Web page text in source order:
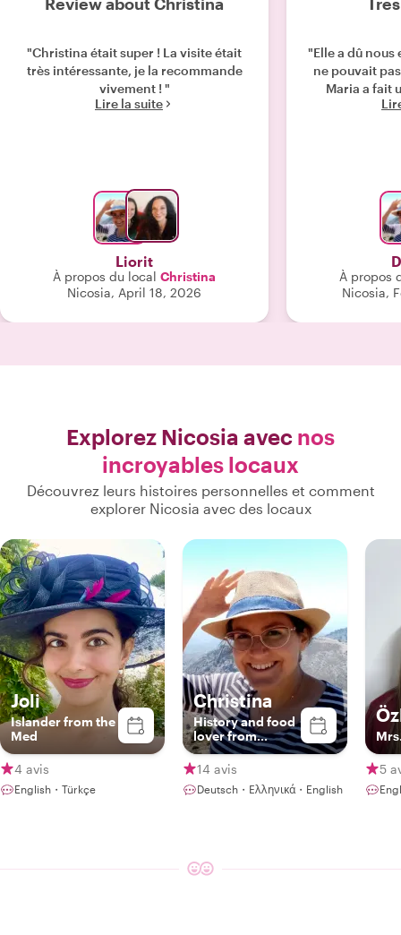
"Christina était super ! La visite était
très intéressante, je la recommande
vivement ! "
Lire la suite
Liorit
À propos du local Christina
Nicosia, April 18, 2026
"Elle a dû nous
ne pouvait
Maria a fait
À propos
Nicosia,
Explorez Nicosia avec nos
incroyables locaux
Découvrez leurs histoires personnelles et comment
explorer Nicosia avec des locaux
Joli
Islander from the
Med
4 avis
English・Türkçe
Christina
History and food
lover from
Cyprus
14 avis
Deutsch・Ελληνικά・English
5